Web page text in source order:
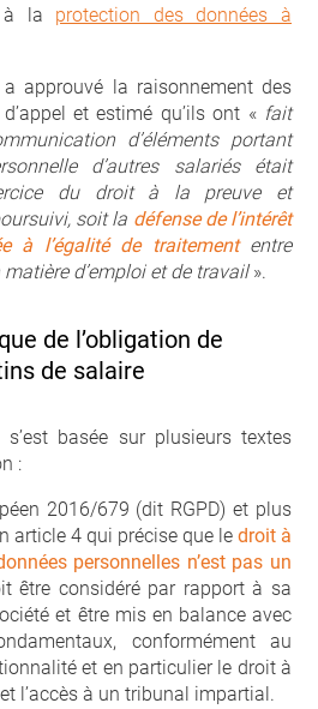
à la protection des données à
approuvé la raisonnement des
et estimé qu’ils ont « fait
d’éléments portant
d’autres salariés était
du droit à la preuve et
soit la défense de l’intérêt
à l’égalité de traitemententre
d’emploi et de travail».
de l’obligation de
de salaire
basée sur plusieurs textes
:
2016/679 (dit RGPD) et plus
article 4 qui précise que le droit à
personnelles n’est pas un
être considéré par rapport à sa
et être mis en balance avec
conformément au
et en particulier le droit à
l’accès à un tribunal impartial.